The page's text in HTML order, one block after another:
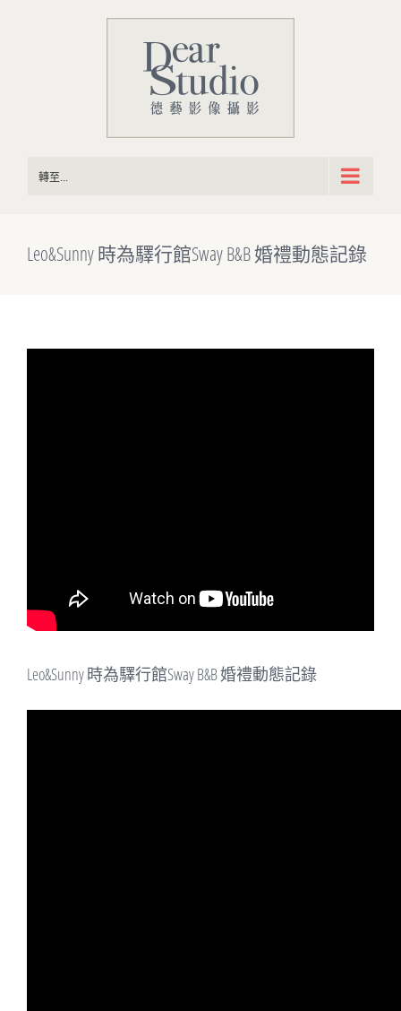
轉至...
Leo&Sunny 時為驛行館Sway B&B 婚禮動態記錄
Leo&Sunny 時為驛行館Sway B&B 婚禮動態記錄